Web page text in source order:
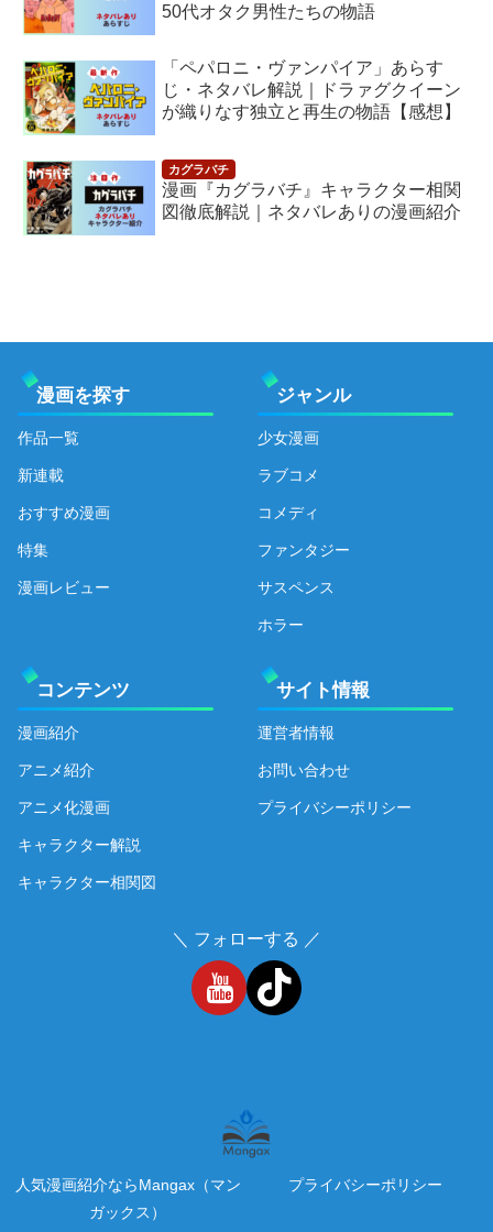
50代オタク男性たちの物語
「ペパロニ・ヴァンパイア」あらす
じ・ネタバレ解説｜ドラァグクイーン
が織りなす独立と再生の物語【感想】
漫画『カグラバチ』キャラクター相関
図徹底解説｜ネタバレありの漫画紹介
漫画を探す
作品一覧
新連載
おすすめ漫画
特集
漫画レビュー
ジャンル
少女漫画
ラブコメ
コメディ
ファンタジー
サスペンス
ホラー
コンテンツ
漫画紹介
アニメ紹介
アニメ化漫画
キャラクター解説
キャラクター相関図
サイト情報
運営者情報
お問い合わせ
プライバシーポリシー
＼ フォローする ／
人気漫画紹介ならMangax（マン
ガックス）
プライバシーポリシー